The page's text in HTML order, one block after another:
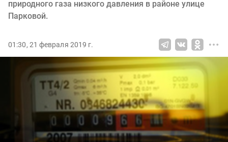
природного газа низкого давления в районе улице
Парковой.
01:30, 21 февраля 2019 г.